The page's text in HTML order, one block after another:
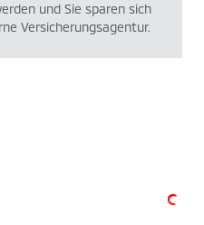
und Sie sparen sich
Versicherungsagentur.